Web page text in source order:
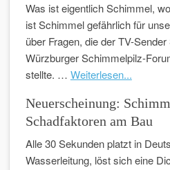
Was ist eigentlich Schimmel,
ist Schimmel gefährlich für
über Fragen, die der TV-
Würzburger Schimmelpilz-
stellte. … Weiterlesen...
Neuerscheinung:
Schadfaktoren am Bau
Alle 30 Sekunden platzt in
Wasserleitung, löst sich eine